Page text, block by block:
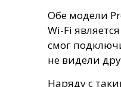
Обе модели
Wi-Fi
смог
не видели
Наряду с